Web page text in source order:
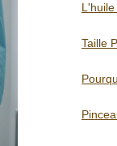
L'huile
Taille